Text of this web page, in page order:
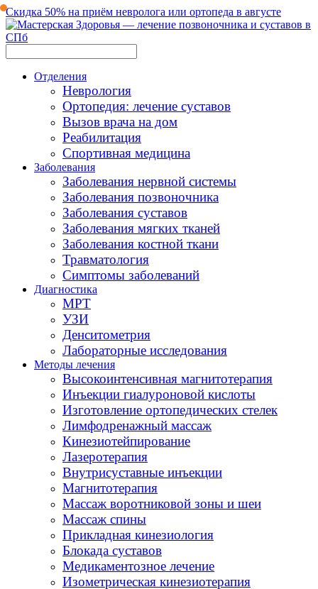
Скидка 50% на приём невролога или ортопеда в августе
Отделения
Неврология
Ортопедия: лечение суставов
Вызов врача на дом
Реабилитация
Спортивная медицина
Заболевания
Заболевания нервной системы
Заболевания позвоночника
Заболевания суставов
Заболевания мягких тканей
Заболевания костной ткани
Травматология
Симптомы заболеваний
Диагностика
МРТ
УЗИ
Денситометрия
Лабораторные исследования
Методы лечения
Высокоинтенсивная магнитотерапия
Инъекции гиалуроновой кислоты
Изготовление ортопедических стелек
Лимфодренажный массаж
Кинезиотейпирование
Лазеротерапия
Внутрисуставные инъекции
Магнитотерапия
Массаж воротниковой зоны и шеи
Массаж спины
Прикладная кинезиология
Блокада суставов
Медикаментозное лечение
Изометрическая кинезиотерапия